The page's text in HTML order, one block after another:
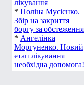
лікування
* Поліна Мусієнко.
Збір на закриття
боргу за обстеження
* Ангелінка
Моргуненко. Новий
етап лікування -
необхідна допомога!